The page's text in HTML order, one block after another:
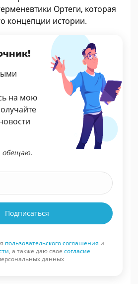
Ортеги, которая
концепции истории.
на мою
обещаю.
Подписаться
пользовательского соглашения и
, а также даю свое согласие
данных